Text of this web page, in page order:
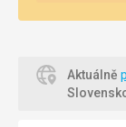
Aktuálně